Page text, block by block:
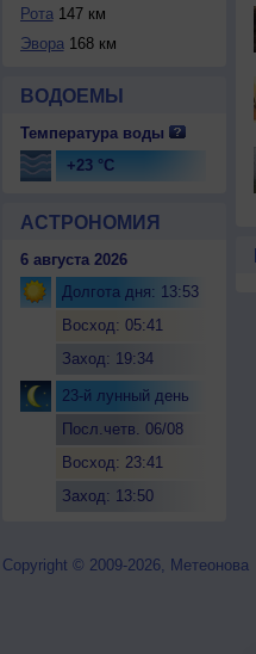
Рота147 км
Эвора168 км
ВОДОЕМЫ
Температура воды
+23 °C
АСТРОНОМИЯ
6 августа 2026
Долгота дня: 13:53
Восход: 05:41
Заход: 19:34
23-й лунный день
Посл.четв. 06/08
Восход: 23:41
Заход: 13:50
Copyright © 2009-2026, Метеонова